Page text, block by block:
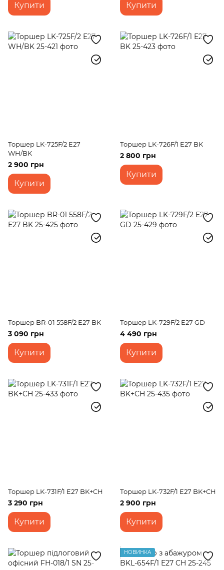
Купити Купити
Торшер LK-725F/2 E27
WH/BK
2 900 грн
Купити
Торшер LK-726F/1 E27 BK
2 800 грн
Купити
Торшер BR-01 558F/2 E27 BK
3 090 грн
Купити
Торшер LK-729F/2 E27 GD
4 490 грн
Купити
Торшер LK-731F/1 E27 BK+CH
3 290 грн
Купити
Торшер LK-732F/1 E27 BK+CH
2 900 грн
Купити
НОВИНКА